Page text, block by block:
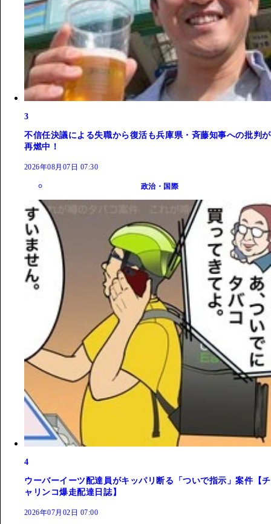
3
不信任決議による失職から復活も兵庫県・斉藤知事への批判が
再燃中！
2026年08月07日 07:30
政治・国際
4
ウーバーイーツ配達員がキッパリ断る「ついで指示」案件【チ
ャリンコ爆走配達日誌】
2026年07月02日 07:00